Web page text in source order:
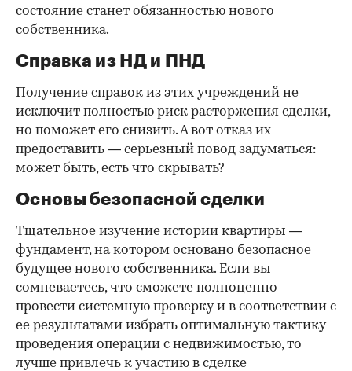
состояние станет обязанностью нового
собственника.
Справка из НД и ПНД
Получение справок из этих учреждений не
исключит полностью риск расторжения сделки,
но поможет его снизить. А вот отказ их
предоставить — серьезный повод задуматься:
может быть, есть что скрывать?
Основы безопасной сделки
Тщательное изучение истории квартиры —
фундамент, на котором основано безопасное
будущее нового собственника. Если вы
сомневаетесь, что сможете полноценно
провести системную проверку и в соответствии с
ее результатами избрать оптимальную тактику
проведения операции с недвижимостью, то
лучше привлечь к участию в сделке